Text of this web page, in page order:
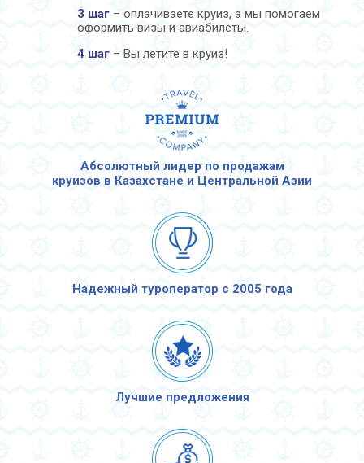
3 шаг – оплачиваете круиз, а мы помогаем
оформить визы и авиабилеты.
4 шаг – Вы летите в круиз!
Абсолютный лидер по продажам
круизов в Казахстане и Центральной Азии
Надежный туроператор с 2005 года
Лучшие предложения